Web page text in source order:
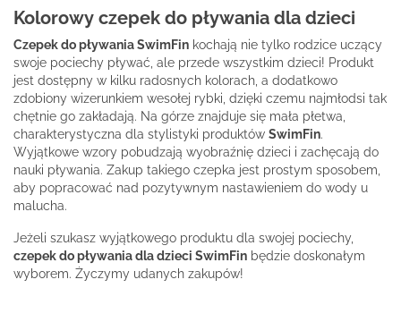
Kolorowy czepek do pływania dla dzieci
Czepek do pływania SwimFin kochają nie tylko rodzice uczący
swoje pociechy pływać, ale przede wszystkim dzieci! Produkt
jest dostępny w kilku radosnych kolorach, a dodatkowo
zdobiony wizerunkiem wesołej rybki, dzięki czemu najmłodsi tak
chętnie go zakładają. Na górze znajduje się mała płetwa,
charakterystyczna dla stylistyki produktów SwimFin.
Wyjątkowe wzory pobudzają wyobraźnię dzieci i zachęcają do
nauki pływania. Zakup takiego czepka jest prostym sposobem,
aby popracować nad pozytywnym nastawieniem do wody u
malucha.
Jeżeli szukasz wyjątkowego produktu dla swojej pociechy,
czepek do pływania dla dzieci SwimFin będzie doskonałym
wyborem. Życzymy udanych zakupów!